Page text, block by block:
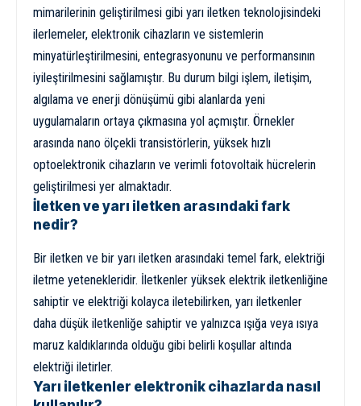
mimarilerinin geliştirilmesi gibi yarı iletken teknolojisindeki
ilerlemeler, elektronik cihazların ve sistemlerin
minyatürleştirilmesini, entegrasyonunu ve performansının
iyileştirilmesini sağlamıştır. Bu durum bilgi işlem, iletişim,
algılama ve enerji dönüşümü gibi alanlarda yeni
uygulamaların ortaya çıkmasına yol açmıştır. Örnekler
arasında nano ölçekli transistörlerin, yüksek hızlı
optoelektronik cihazların ve verimli fotovoltaik hücrelerin
geliştirilmesi yer almaktadır.
İletken ve yarı iletken arasındaki fark
nedir?
Bir iletken ve bir yarı iletken arasındaki temel fark, elektriği
iletme yetenekleridir. İletkenler yüksek elektrik iletkenliğine
sahiptir ve elektriği kolayca iletebilirken, yarı iletkenler
daha düşük iletkenliğe sahiptir ve yalnızca ışığa veya ısıya
maruz kaldıklarında olduğu gibi belirli koşullar altında
elektriği iletirler.
Yarı iletkenler elektronik cihazlarda nasıl